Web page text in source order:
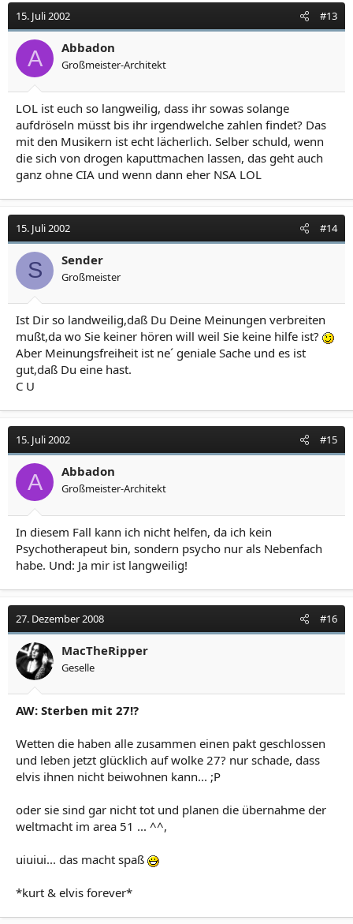
15. Juli 2002 #13
A Abbadon
Großmeister-Architekt
LOL ist euch so langweilig, dass ihr sowas solange
aufdröseln müsst bis ihr irgendwelche zahlen findet? Das
mit den Musikern ist echt lächerlich. Selber schuld, wenn
die sich von drogen kaputtmachen lassen, das geht auch
ganz ohne CIA und wenn dann eher NSA LOL
15. Juli 2002 #14
S Sender
Großmeister
Ist Dir so landweilig,daß Du Deine Meinungen verbreiten
mußt,da wo Sie keiner hören will weil Sie keine hilfe ist?
Aber Meinungsfreiheit ist ne´ geniale Sache und es ist
gut,daß Du eine hast.
C U
15. Juli 2002 #15
A Abbadon
Großmeister-Architekt
In diesem Fall kann ich nicht helfen, da ich kein
Psychotherapeut bin, sondern psycho nur als Nebenfach
habe. Und: Ja mir ist langweilig!
27. Dezember 2008 #16
MacTheRipper
Geselle
AW: Sterben mit 27!?
Wetten die haben alle zusammen einen pakt geschlossen
und leben jetzt glücklich auf wolke 27? nur schade, dass
elvis ihnen nicht beiwohnen kann... ;P
oder sie sind gar nicht tot und planen die übernahme der
weltmacht im area 51 ... ^^,
uiuiui... das macht spaß
*kurt & elvis forever*